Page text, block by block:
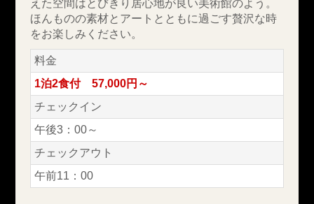
えた空間はとびきり居心地が良い美術館のよう。
ほんものの素材とアートとともに過ごす贅沢な時
をお楽しみください。
料金
1泊2食付 57,000円～
チェックイン
午後3：00～
チェックアウト
午前11：00